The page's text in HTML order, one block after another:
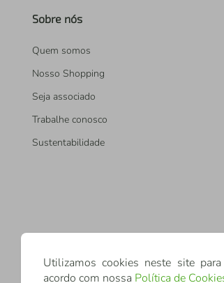
Sobre nós
Quem somos
Nosso Shopping
Seja associado
Trabalhe conosco
Sustentabilidade
Utilizamos cookies neste site
acordo com nossa Política de